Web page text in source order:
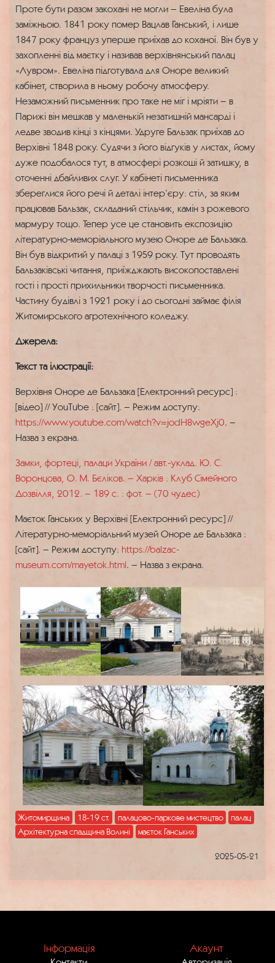
Проте бути разом закохані не могли – Евеліна була
заміжньою. 1841 року помер Вацлав Ганський, і лише
1847 року француз уперше приїхав до коханої. Він був у
захопленні від маєтку і називав верхівнянський палац
«Лувром». Евеліна підготувала для Оноре великий
кабінет, створила в ньому робочу атмосферу.
Незаможний письменник про таке не міг і мріяти – в
Парижі він мешкав у маленькій незатишній мансарді і
ледве зводив кінці з кінцями. Удруге Бальзак приїхав до
Верхівні 1848 року. Судячи з його відгуків у листах, йому
дуже подобалося тут, в атмосфері розкоші й затишку, в
оточенні дбайливих слуг. У кабінеті письменника
збереглися його речі й деталі інтер’єру: стіл, за яким
працював Бальзак, складаний стільчик, камін з рожевого
мармуру тощо. Тепер усе це становить експозицію
літературно-меморіального музею Оноре де Бальзака.
Він був відкритий у палаці з 1959 року. Тут проводять
Бальзаківські читання, приїжджають високопоставлені
гості і прості прихильники творчості письменника.
Частину будівлі з 1921 року і до сьогодні займає філія
Житомирського агротехнічного коледжу.
Джерела:
Текст та ілюстрації:
Верхівня Оноре де Бальзака [Електронний ресурс] :
[відео] // YouTube : [сайт]. – Режим доступу:
https://www.youtube.com/watch?v=jodH8wgeXj0. –
Назва з екрана.
Замки, фортеці, палаци України / авт.-уклад. Ю. С.
Воронцова, О. М. Бєліков. – Харків : Клуб Сімейного
Дозвілля, 2012. – 189 c. : фот. – (70 чудес)
Маєток Ганських у Верхівні [Електронний ресурс] //
Літературно-меморіальний музей Оноре де Бальзака :
[сайт]. – Режим доступу: https://balzac-
museum.com/mayetok.html. – Назва з екрана.
Житомирщина 18-19 ст. палацово-паркове мистецтво
палац
Архітектурна спадщина Волині
маєток Ганських
2025-05-21
Інформація Акаунт